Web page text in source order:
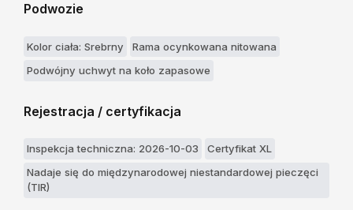
Podwozie
Kolor ciała: Srebrny
Rama ocynkowana nitowana
Podwójny uchwyt na koło zapasowe
Rejestracja / certyfikacja
Inspekcja techniczna: 2026-10-03
Certyfikat XL
Nadaje się do międzynarodowej niestandardowej pieczęci
(TIR)